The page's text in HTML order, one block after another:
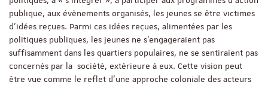
publique, aux évènements organisés, les jeunes se être victimes
d’idées reçues. Parmi ces idées reçues, alimentées par les
politiques publiques, les jeunes ne s’engageraient pas
suffisamment dans les quartiers populaires, ne se sentiraient pas
concernés par la société, extérieure à eux. Cette vision peut
être vue comme le reflet d’une approche coloniale des acteurs